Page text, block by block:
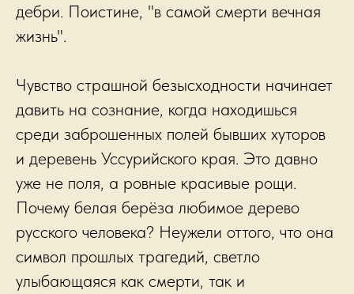
дебри. Поистине, "в самой смерти вечная
жизнь".
Чувство страшной безысходности начинает
давить на сознание, когда находишься
среди заброшенных полей бывших хуторов
и деревень Уссурийского края. Это давно
уже не поля, а ровные красивые рощи.
Почему белая берёза любимое дерево
русского человека? Неужели оттого, что она
символ прошлых трагедий, светло
улыбающаяся как смерти, так и